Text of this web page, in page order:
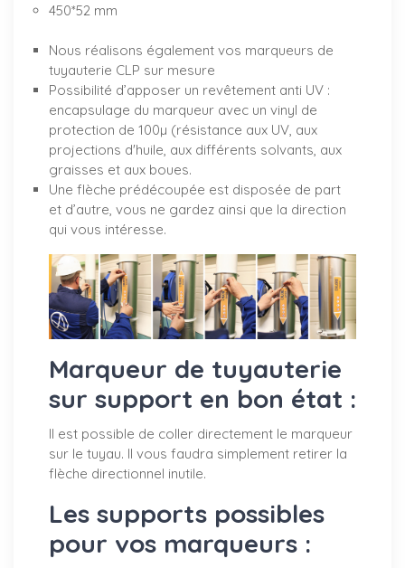
450*52 mm
Nous réalisons également vos marqueurs de
tuyauterie CLP sur mesure
Possibilité d’apposer un revêtement anti UV :
encapsulage du marqueur avec un vinyl de
protection de 100µ (résistance aux UV, aux
projections d'huile, aux différents solvants, aux
graisses et aux boues.
Une flèche prédécoupée est disposée de part
et d’autre, vous ne gardez ainsi que la direction
qui vous intéresse.
Marqueur de tuyauterie
sur support en bon état :
Il est possible de coller directement le marqueur
sur le tuyau. Il vous faudra simplement retirer la
flèche directionnel inutile.
Les supports possibles
pour vos marqueurs :